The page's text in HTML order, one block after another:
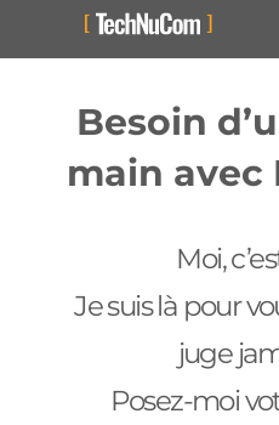
Besoin
main avec
Moi,
Je suis là pour
juge
Posez-moi